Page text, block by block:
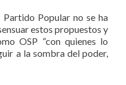
Popular no se ha
estos propuestos y
OSP “con quienes lo
a la sombra del poder,